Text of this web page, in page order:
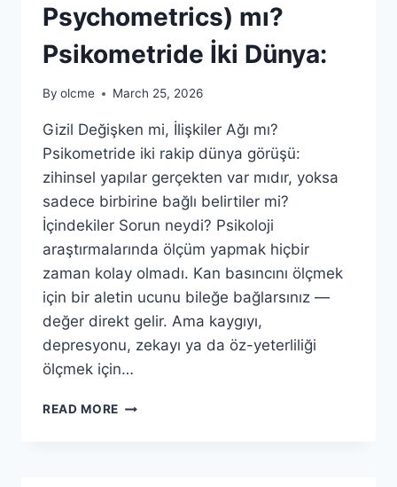
Psychometrics) mı?
Psikometride İki Dünya:
By olcme March 25, 2026
Gizil Değişken mi, İlişkiler Ağı mı?
Psikometride iki rakip dünya görüşü:
zihinsel yapılar gerçekten var mıdır, yoksa
sadece birbirine bağlı belirtiler mi?
İçindekiler Sorun neydi? Psikoloji
araştırmalarında ölçüm yapmak hiçbir
zaman kolay olmadı. Kan basıncını ölçmek
için bir aletin ucunu bileğe bağlarsınız —
değer direkt gelir. Ama kaygıyı,
depresyonu, zekayı ya da öz-yeterliliği
ölçmek için…
READ MORE GIZIL